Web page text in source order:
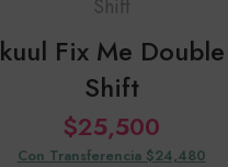
kuul Fix Me Double
Shift
$25,500
Con Transferencia $24,480